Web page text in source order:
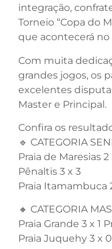
integração,
Torneio “Copa do
que acontecerá no
Com muita
grandes jogos, os
excelentes
Master e Principal.
Confira os
🔹 CATEGORIA
Praia de Maresias
Pênaltis 3 x 3
Praia Itamambuca
🔸 CATEGORIA
Praia Grande 3 x 1
Praia Juquehy 3 x